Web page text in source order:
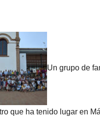
Un grupo de
que ha tenido lugar en